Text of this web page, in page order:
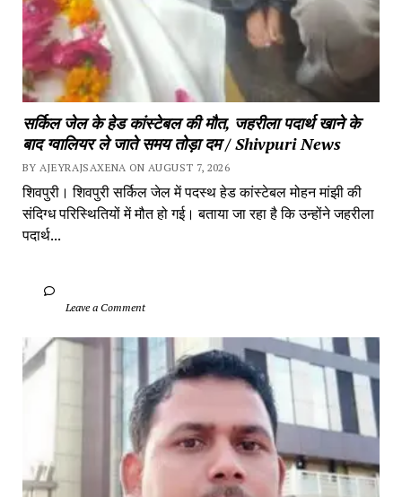
सर्किल जेल के हेड कांस्टेबल की मौत, जहरीला पदार्थ खाने के
बाद ग्वालियर ले जाते समय तोड़ा दम / Shivpuri News
BY AJEYRAJSAXENA ON AUGUST 7, 2026
शिवपुरी। शिवपुरी सर्किल जेल में पदस्थ हेड कांस्टेबल मोहन मांझी की
संदिग्ध परिस्थितियों में मौत हो गई। बताया जा रहा है कि उन्होंने जहरीला
पदार्थ...
		Leave a Comment